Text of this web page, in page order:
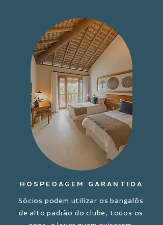
HOSPEDAGEM GARANTIDA
Sócios podem utilizar os bangalôs
de alto padrão do clube, todos os